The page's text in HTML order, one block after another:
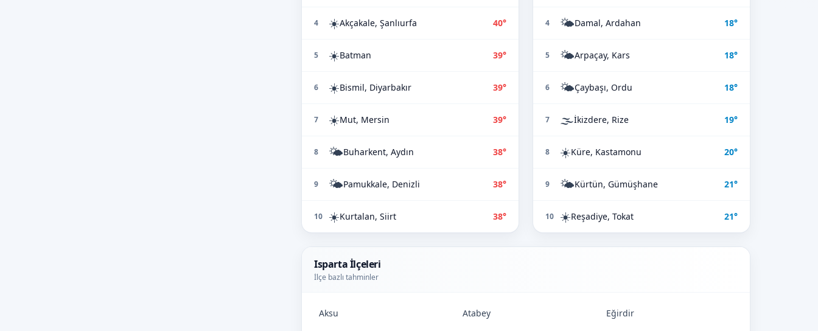
4 ☀️Akçakale, Şanlıurfa 40°
5 ☀️Batman 39°
6 ☀️Bismil, Diyarbakır 39°
7 ☀️Mut, Mersin 39°
8 🌤️Buharkent, Aydın 38°
9 🌤️Pamukkale, Denizli 38°
10 ☀️Kurtalan, Siirt 38°
4 🌤️Damal, Ardahan 18°
5 🌤️Arpaçay, Kars 18°
6 🌤️Çaybaşı, Ordu 18°
7 🌫️İkizdere, Rize 19°
8 ☀️Küre, Kastamonu 20°
9 🌤️Kürtün, Gümüşhane 21°
10 ☀️Reşadiye, Tokat 21°
Isparta İlçeleri
İlçe bazlı tahminler
Aksu Atabey Eğirdir